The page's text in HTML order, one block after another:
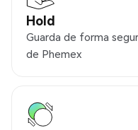
Hold
Guarda de forma
de Phemex